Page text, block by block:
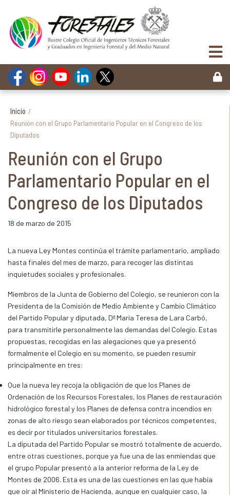
Inicio /
Reunión con el Grupo Parlamentario Popular en el Congreso de los
Diputados
Reunión con el Grupo
Parlamentario Popular en el
Congreso de los Diputados
18 de marzo de 2015
La nueva Ley Montes continúa el trámite parlamentario, ampliado
hasta finales del mes de marzo, para recoger las distintas
inquietudes sociales y profesionales.
Miembros de la Junta de Gobierno del Colegio, se reunieron con la
Presidenta de la Comisión de Medio Ambiente y Cambio Climático
del Partido Popular y diputada, Dª María Teresa de Lara Carbó,
para transmitirle personalmente las demandas del Colegio. Estas
propuestas, recogidas en las alegaciones que ya presentó
formalmente el Colegio en su momento, se pueden resumir
principalmente en tres:
Que la nueva ley recoja la obligación de que los Planes de
Ordenación de los Recursos Forestales, los Planes de restauración
hidrológico forestal y los Planes de defensa contra incendios en
zonas de alto riesgo sean elaborados por técnicos competentes,
es decir por titulados universitarios forestales.
La diputada del Partido Popular se mostró totalmente de acuerdo,
entre otras cuestiones, porque ya fue una de las enmiendas que
el grupo Popular presentó a la anterior reforma de la Ley de
Montes de 2006. Esta es una de las cuestiones en las que había
que oír al Ministerio de Hacienda, aunque en cualquier caso, la